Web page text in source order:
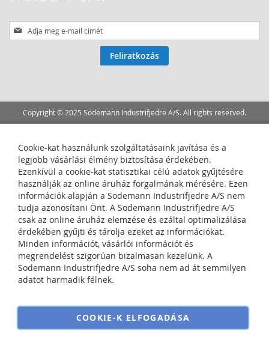
Iratkozzon
fel
Feliratkozás
Copyright © 2025 Sodemann Industrifjedre A/S. All rights reserved.
Cookie-kat használunk szolgáltatásaink javítása és a
legjobb vásárlási élmény biztosítása érdekében.
Ezenkívül a cookie-kat statisztikai célú adatok gyűjtésére
használják az online áruház forgalmának mérésére. Ezen
információk alapján a Sodemann Industrifjedre A/S nem
tudja azonosítani Önt. A Sodemann Industrifjedre A/S
csak az online áruház elemzése és ezáltal optimalizálása
érdekében gyűjti és tárolja ezeket az információkat.
Minden információt, vásárlói információt és
megrendelést szigorúan bizalmasan kezelünk. A
Sodemann Industrifjedre A/S soha nem ad át semmilyen
adatot harmadik félnek.
COOKIE-K ELFOGADÁSA